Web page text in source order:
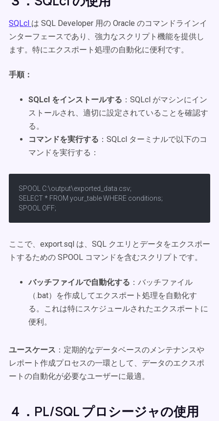
SQLcl は SQL Developer 用の Oracle のコマンドラインイ
ンターフェースであり、強力なスクリプト機能を提供し
ます。特にエクスポート処理の自動化に便利です。
手順：
SQLcl をインストールする ：SQLcl がマシンにイン
ストールされ、適切に設定されていることを確認す
る。
コマンドを実行する ：SQLcl ターミナルで以下のコ
マンドを実行する：
SPOOL C:\output\exported_data.csv;
SELECT * FROM your_table WHERE conditions;
SPOOL OFF;
ここで、export.sql は、SQL クエリとデータをエクスポー
トするための SPOOL コマンドを含むスクリプトです。
バッチファイルで自動化する ：バッチファイル
（.bat）を作成してエクスポート処理を自動化す
る。これは特にスケジュールされたエクスポートに
便利。
ユースケース ：定期的なデータベースのメンテナンスや
レポート作成プロセスの一環として、データのエクスポ
ートの自動化が必要なユーザーに最適。
４．PL/SQL プロシージャの使用